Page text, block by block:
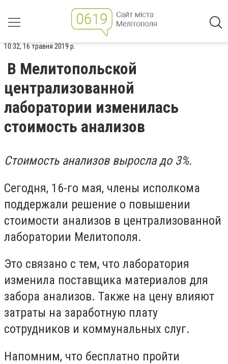
10:32, 16 травня 2019 р.
В Мелитопольской
централизованной
лаборатории изменилась
стоимость анализов
Стоимость анализов выросла до 3%.
Сегодня, 16-го мая, члены исполкома
поддержали решение о повышении
стоимости анализов в централизованной
лаборатории Мелитополя.
Это связано с тем, что лаборатория
изменила поставщика материалов для
забора анализов. Также на цену влияют
затраты на заработную плату
сотрудников и коммунальных слуг.
Напомним, что бесплатно пройти